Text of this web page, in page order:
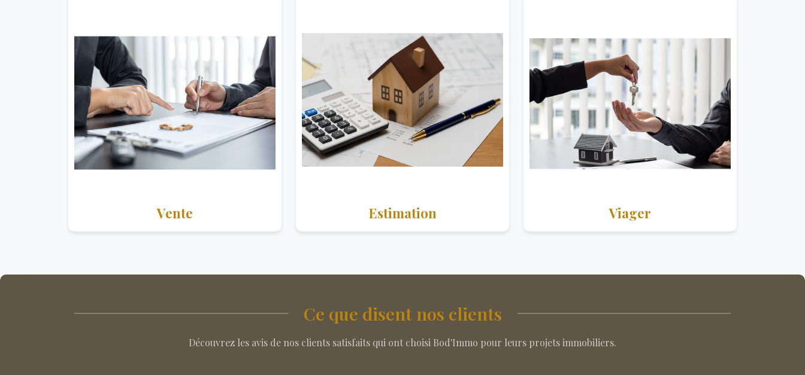
Vente Estimation Viager
Ce que disent nos clients
Découvrez les avis de nos clients satisfaits qui ont choisi Bod'Immo pour leurs projets immobiliers.